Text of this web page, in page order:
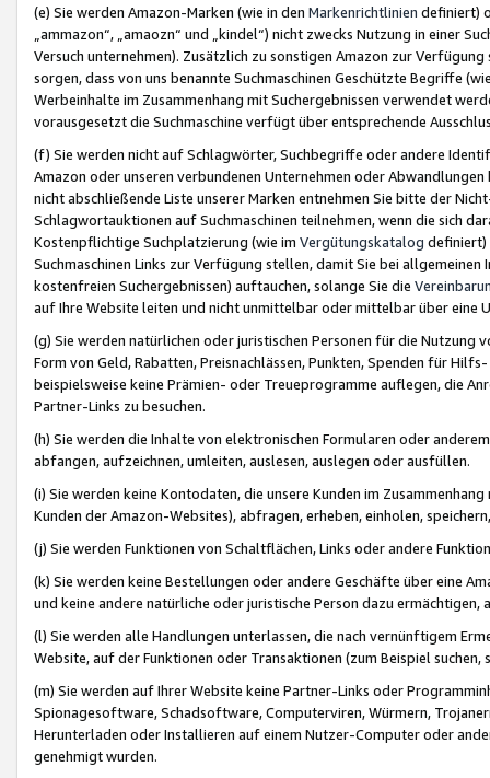
(e) Sie werden Amazon-Marken (wie in den Markenrichtlinien definiert)
„ammazon“, „amaozn“ und „kindel“) nicht zwecks Nutzung in einer
Versuch unternehmen). Zusätzlich zu sonstigen Amazon zur
sorgen, dass von uns benannte Suchmaschinen Geschützte Begriffe
Werbeinhalte im Zusammenhang mit Suchergebnissen verwendet
vorausgesetzt die Suchmaschine verfügt über entsprechende
(f) Sie werden nicht auf Schlagwörter, Suchbegriffe oder andere
Amazon oder unseren verbundenen Unternehmen oder
nicht abschließende Liste unserer Marken entnehmen Sie bitte der
Schlagwortauktionen auf Suchmaschinen teilnehmen, wenn die sich
Kostenpflichtige Suchplatzierung (wie im Vergütungskatalog definiert)
Suchmaschinen Links zur Verfügung stellen, damit Sie bei
kostenfreien Suchergebnissen) auftauchen, solange Sie die
auf Ihre Website leiten und nicht unmittelbar oder mittelbar über eine
(g) Sie werden natürlichen oder juristischen Personen für die Nutzung
Form von Geld, Rabatten, Preisnachlässen, Punkten, Spenden für
beispielsweise keine Prämien- oder Treueprogramme auflegen, die
Partner-Links zu besuchen.
(h) Sie werden die Inhalte von elektronischen Formularen oder
abfangen, aufzeichnen, umleiten, auslesen, auslegen oder ausfüllen.
(i) Sie werden keine Kontodaten, die unsere Kunden im
Kunden der Amazon-Websites), abfragen, erheben, einholen,
(j) Sie werden Funktionen von Schaltflächen, Links oder andere
(k) Sie werden keine Bestellungen oder andere Geschäfte über eine
und keine andere natürliche oder juristische Person dazu
(l) Sie werden alle Handlungen unterlassen, die nach vernünftigem
Website, auf der Funktionen oder Transaktionen (zum Beispiel
(m) Sie werden auf Ihrer Website keine Partner-Links oder
Spionagesoftware, Schadsoftware, Computerviren, Würmern,
Herunterladen oder Installieren auf einem Nutzer-Computer oder
genehmigt wurden.